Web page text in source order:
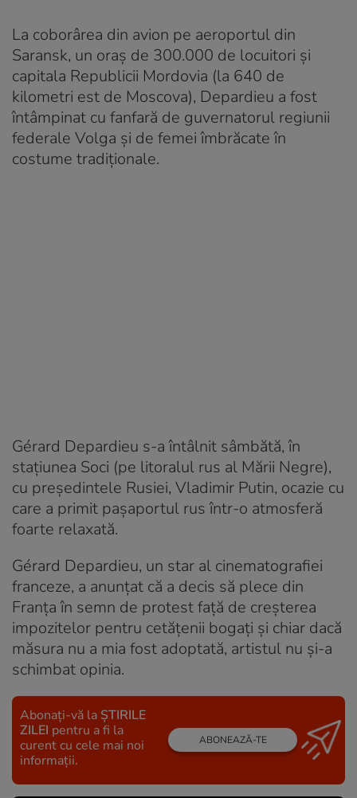
La coborârea din avion pe aeroportul din
Saransk, un oraş de 300.000 de locuitori şi
capitala Republicii Mordovia (la 640 de
kilometri est de Moscova), Depardieu a fost
întâmpinat cu fanfară de guvernatorul regiunii
federale Volga şi de femei îmbrăcate în
costume tradiţionale.
Gérard Depardieu s-a întâlnit sâmbătă, în
staţiunea Soci (pe litoralul rus al Mării Negre),
cu preşedintele Rusiei, Vladimir Putin, ocazie cu
care a primit paşaportul rus într-o atmosferă
foarte relaxată.
Gérard Depardieu, un star al cinematografiei
franceze, a anunţat că a decis să plece din
Franţa în semn de protest faţă de creşterea
impozitelor pentru cetăţenii bogaţi şi chiar dacă
măsura nu a mia fost adoptată, artistul nu şi-a
schimbat opinia.
Abonați-vă la ȘTIRILE
ZILEI pentru a fi la
curent cu cele mai noi
informații.
ABONEAZĂ-TE